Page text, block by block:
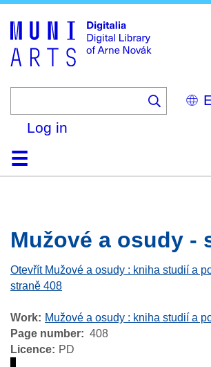
Select
your
Log in
HomeBrowse
Search
About
HelpContactDigitalia
Mužové a osudy -
Otevřít Mužové a osudy : kniha studií a
straně 408
Work
Mužové a osudy : kniha studií a
Page number
408
Licence
PD